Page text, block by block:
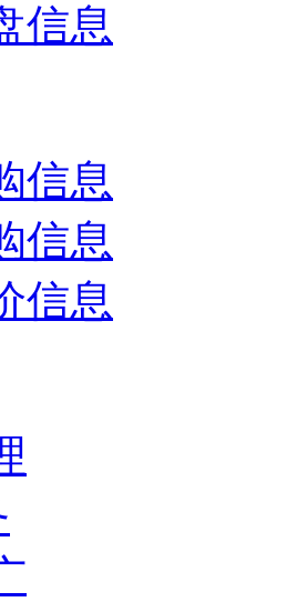
信息
信息
信息
信息